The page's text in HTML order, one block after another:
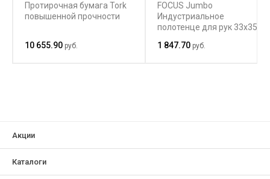
Протирочная бумага Tork
повышенной прочности
10 655.90 руб.
FOCUS Jumbo
Индустриальное
полотенце для рук 33x35
1 847.70 руб.
Акции
Каталоги